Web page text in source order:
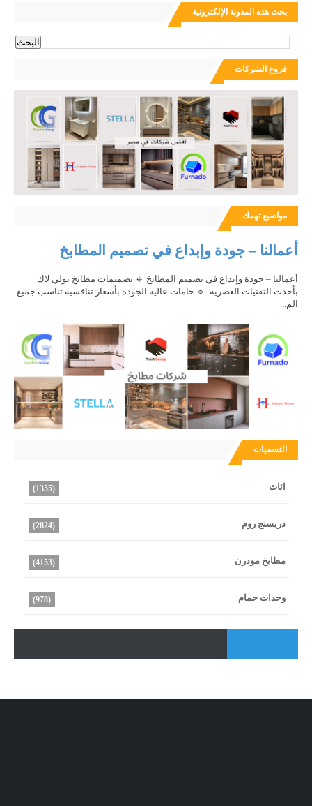
بحث هذه المدونة الإلكترونية
فروع الشركات
مواضيع تهمك
أعمالنا – جودة وإبداع في تصميم المطابخ
أعمالنا – جودة وإبداع في تصميم المطابخ 🔹 تصميمات مطابخ بولي لاك
بأحدث التقنيات العصرية. 🔹 خامات عالية الجودة بأسعار تنافسية تناسب جميع
الم...
التسميات
اثاث (1355)
دريسنج روم (2824)
مطابخ مودرن (4153)
وحدات حمام (978)